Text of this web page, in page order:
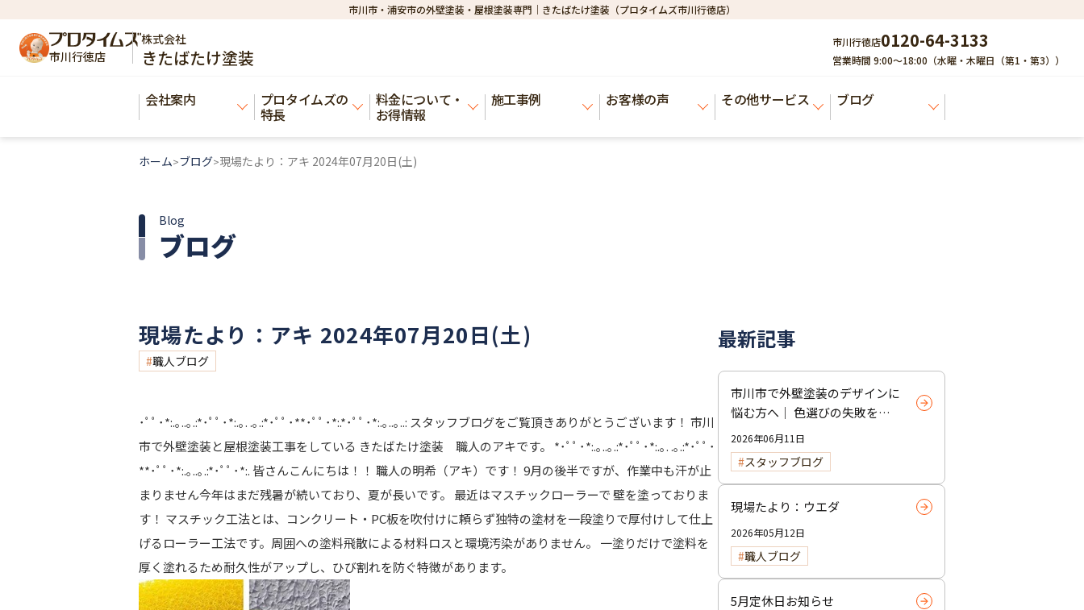
市川市・浦安市の外壁塗装・屋根塗装専門｜きたばたけ塗装（プロタイムズ市川行徳店）
市川行徳店
株式会社
きたばたけ塗装
市川行徳店0120-64-3133
営業時間 9:00～18:00（水曜・木曜日（第1・第3））
会社案内 プロタイムズの
特長
料金について・
お得情報
施工事例 お客様の声 その他サービス ブログ
ホーム>ブログ>現場たより：アキ 2024年07月20日(土)
ブログ
Blog
現場たより：アキ 2024年07月20日(土)
職人ブログ
･ﾟﾟ･*:.｡..｡.:*･ﾟﾟ･*:.｡. .｡.:*･ﾟﾟ･**･ﾟﾟ･*:.*･ﾟﾟ･*:.｡..｡..: スタッフブログをご覧頂きありがとうございます！ 市川
市で外壁塗装と屋根塗装工事をしている きたばたけ塗装 職人のアキです。 *･ﾟﾟ･*:.｡..｡.:*･ﾟﾟ･*:.｡. .｡.:*･ﾟﾟ･
**･ﾟﾟ･*:.｡..｡.:*･ﾟﾟ･*:. 皆さんこんにちは！！ 職人の明希（アキ）です！ 9月の後半ですが、作業中も汗が止
まりません今年はまだ残暑が続いており、夏が長いです。 最近はマスチックローラーで 壁を塗っておりま
す！ マスチック工法とは、コンクリート・PC板を吹付けに頼らず独特の塗材を一段塗りで厚付けして仕上
げるローラー工法です。周囲への塗料飛散による材料ロスと環境汚染がありません。 一塗りだけで塗料を
厚く塗れるため耐久性がアップし、ひび割れを防ぐ特徴があります。
最新記事
市川市で外壁塗装のデザインに
悩む方へ｜ 色選びの失敗を防
ぐポイント
2026年06月11日
スタッフブログ
現場たより：ウエダ
2026年05月12日
職人ブログ
5月定休日お知らせ